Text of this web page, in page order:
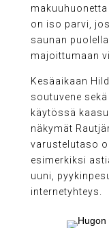
on iso parvi,
saunan
majoittumaan
Kesäaikaan
soutuvene
käytössä
näkymät
varustelutaso
esimerkiksi
uuni,
internetyhteys.